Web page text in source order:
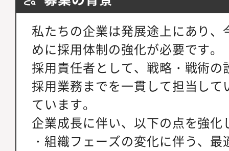
私たちの企業は発展途上にあり
めに採用体制の強化が必要です。
採用責任者として、戦略・戦術
採用業務までを一貫して担当し
ています。
企業成長に伴い、以下の点を強
・組織フェーズの変化に伴う、